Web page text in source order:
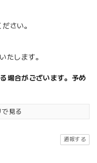
さい。
たします。
場合がございます。予め
で見る
通報する